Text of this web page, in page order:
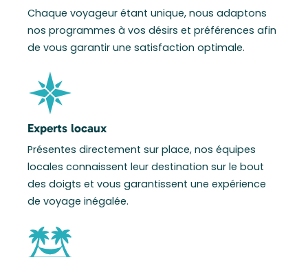
Chaque voyageur étant unique, nous adaptons
nos programmes à vos désirs et préférences afin
de vous garantir une satisfaction optimale.
Experts locaux
Présentes directement sur place, nos équipes
locales connaissent leur destination sur le bout
des doigts et vous garantissent une expérience
de voyage inégalée.